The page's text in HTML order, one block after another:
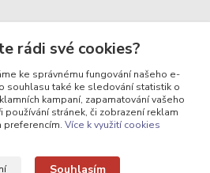
997
13:30 |
rádi své cookies?
ke správnému fungování našeho e-
souhlasu také ke sledování statistik o
kampaní, zapamatování vašeho
stránek, či zobrazení reklam
preferencím. Více k využití cookies
Souhlasím